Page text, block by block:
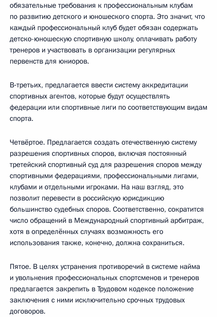
обязательные требования к профессиональным клубам
по развитию детского и юношеского спорта. Это значит, что
каждый профессиональный клуб будет обязан содержать
детско-юношескую спортивную школу, оплачивать работу
тренеров и участвовать в организации регулярных
первенств для юниоров.
В‑третьих, предлагается ввести систему аккредитации
спортивных агентов, которые будут осуществлять
федерации или спортивные лиги по соответствующим видам
спорта.
Четвёртое. Предлагается создать отечественную систему
разрешения спортивных споров, включая постоянный
третейский спортивный суд для разрешения споров между
спортивными федерациями, профессиональными лигами,
клубами и отдельными игроками. На наш взгляд, это
позволит перевести в российскую юрисдикцию
большинство судебных споров. Соответственно, сократится
число обращений в Международный спортивный арбитраж,
хотя в определённых случаях возможность его
использования также, конечно, должна сохраниться.
Пятое. В целях устранения противоречий в системе найма
и увольнения профессиональных спортсменов и тренеров
предлагается закрепить в Трудовом кодексе положение
заключения с ними исключительно срочных трудовых
договоров.